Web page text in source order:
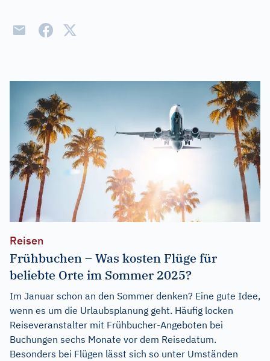
Reisen
Frühbuchen – Was kosten Flüge für
beliebte Orte im Sommer 2025?
Im Januar schon an den Sommer denken? Eine gute Idee,
wenn es um die Urlaubsplanung geht. Häufig locken
Reiseveranstalter mit Frühbucher-Angeboten bei
Buchungen sechs Monate vor dem Reisedatum.
Besonders bei Flügen lässt sich so unter Umständen